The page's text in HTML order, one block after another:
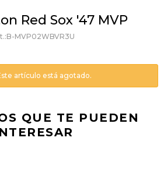
Red Sox '47 MVP
B-MVP02WBVR3U
artículo está agotado.
QUE TE PUEDEN